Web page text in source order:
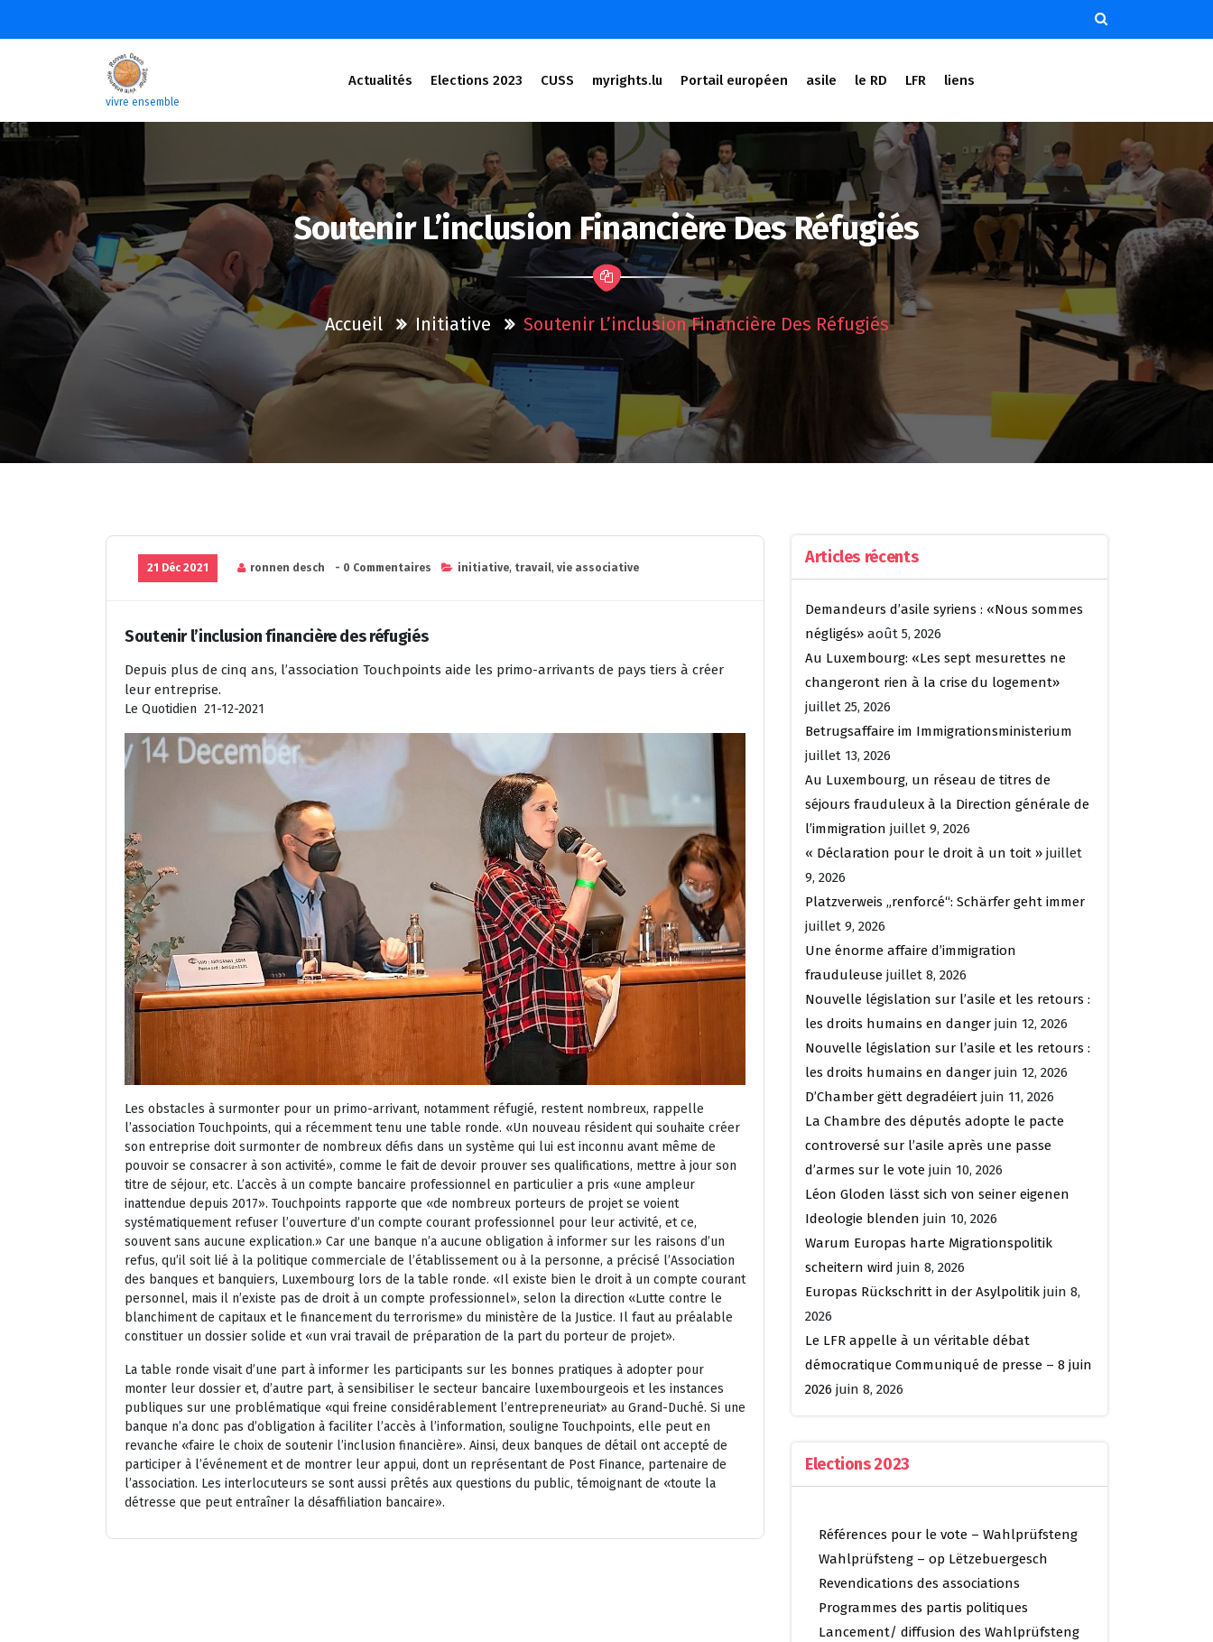
vivre ensemble
Actualités Elections 2023 CUSS myrights.lu Portail européen asile le RD LFR liens
Soutenir L’inclusion Financière Des Réfugiés
Accueil Initiative Soutenir L’inclusion Financière Des Réfugiés
21 Déc 2021 ronnen desch - 0 Commentaires initiative, travail, vie associative
Soutenir l’inclusion financière des réfugiés
Depuis plus de cinq ans, l’association Touchpoints aide les primo-arrivants de pays tiers à créer
leur entreprise.
Le Quotidien 21-12-2021
Les obstacles à surmonter pour un primo-arrivant, notamment réfugié, restent nombreux, rappelle
l’association Touchpoints, qui a récemment tenu une table ronde. «Un nouveau résident qui souhaite créer
son entreprise doit surmonter de nombreux défis dans un système qui lui est inconnu avant même de
pouvoir se consacrer à son activité», comme le fait de devoir prouver ses qualifications, mettre à jour son
titre de séjour, etc. L’accès à un compte bancaire professionnel en particulier a pris «une ampleur
inattendue depuis 2017». Touchpoints rapporte que «de nombreux porteurs de projet se voient
systématiquement refuser l’ouverture d’un compte courant professionnel pour leur activité, et ce,
souvent sans aucune explication.» Car une banque n’a aucune obligation à informer sur les raisons d’un
refus, qu’il soit lié à la politique commerciale de l’établissement ou à la personne, a précisé l’Association
des banques et banquiers, Luxembourg lors de la table ronde. «Il existe bien le droit à un compte courant
personnel, mais il n’existe pas de droit à un compte professionnel», selon la direction «Lutte contre le
blanchiment de capitaux et le financement du terrorisme» du ministère de la Justice. Il faut au préalable
constituer un dossier solide et «un vrai travail de préparation de la part du porteur de projet».
La table ronde visait d’une part à informer les participants sur les bonnes pratiques à adopter pour
monter leur dossier et, d’autre part, à sensibiliser le secteur bancaire luxembourgeois et les instances
publiques sur une problématique «qui freine considérablement l’entrepreneuriat» au Grand-Duché. Si une
banque n’a donc pas d’obligation à faciliter l’accès à l’information, souligne Touchpoints, elle peut en
revanche «faire le choix de soutenir l’inclusion financière». Ainsi, deux banques de détail ont accepté de
participer à l’événement et de montrer leur appui, dont un représentant de Post Finance, partenaire de
l’association. Les interlocuteurs se sont aussi prêtés aux questions du public, témoignant de «toute la
détresse que peut entraîner la désaffiliation bancaire».
Articles récents
Demandeurs d’asile syriens : «Nous sommes
négligés» août 5, 2026
Au Luxembourg: «Les sept mesurettes ne
changeront rien à la crise du logement»
juillet 25, 2026
Betrugsaffaire im Immigrationsministerium
juillet 13, 2026
Au Luxembourg, un réseau de titres de
séjours frauduleux à la Direction générale de
l’immigration juillet 9, 2026
« Déclaration pour le droit à un toit » juillet
9, 2026
Platzverweis „renforcé“: Schärfer geht immer
juillet 9, 2026
Une énorme affaire d’immigration
frauduleuse juillet 8, 2026
Nouvelle législation sur l’asile et les retours :
les droits humains en danger juin 12, 2026
Nouvelle législation sur l’asile et les retours :
les droits humains en danger juin 12, 2026
D’Chamber gëtt degradéiert juin 11, 2026
La Chambre des députés adopte le pacte
controversé sur l’asile après une passe
d’armes sur le vote juin 10, 2026
Léon Gloden lässt sich von seiner eigenen
Ideologie blenden juin 10, 2026
Warum Europas harte Migrationspolitik
scheitern wird juin 8, 2026
Europas Rückschritt in der Asylpolitik juin 8,
2026
Le LFR appelle à un véritable débat
démocratique Communiqué de presse – 8 juin
2026 juin 8, 2026
Elections 2023
Références pour le vote – Wahlprüfsteng
Wahlprüfsteng – op Lëtzebuergesch
Revendications des associations
Programmes des partis politiques
Lancement/ diffusion des Wahlprüfsteng